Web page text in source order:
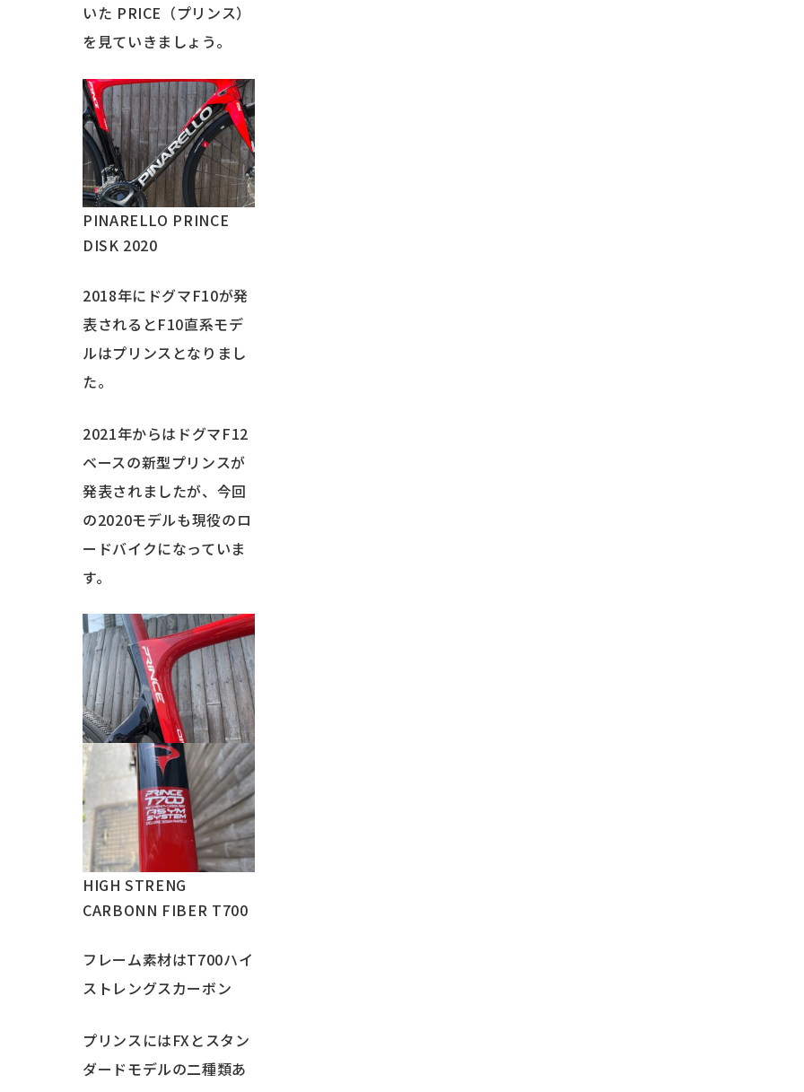
いた PRICE（プリンス）
を見ていきましょう。
PINARELLO PRINCE
DISK 2020
2018年にドグマF10が発
表されるとF10直系モデ
ルはプリンスとなりまし
た。
2021年からはドグマF12
ベースの新型プリンスが
発表されましたが、今回
の2020モデルも現役のロ
ードバイクになっていま
す。
HIGH STRENG
CARBONN FIBER T700
フレーム素材はT700ハイ
ストレングスカーボン
プリンスにはFXとスタン
ダードモデルの二種類あ